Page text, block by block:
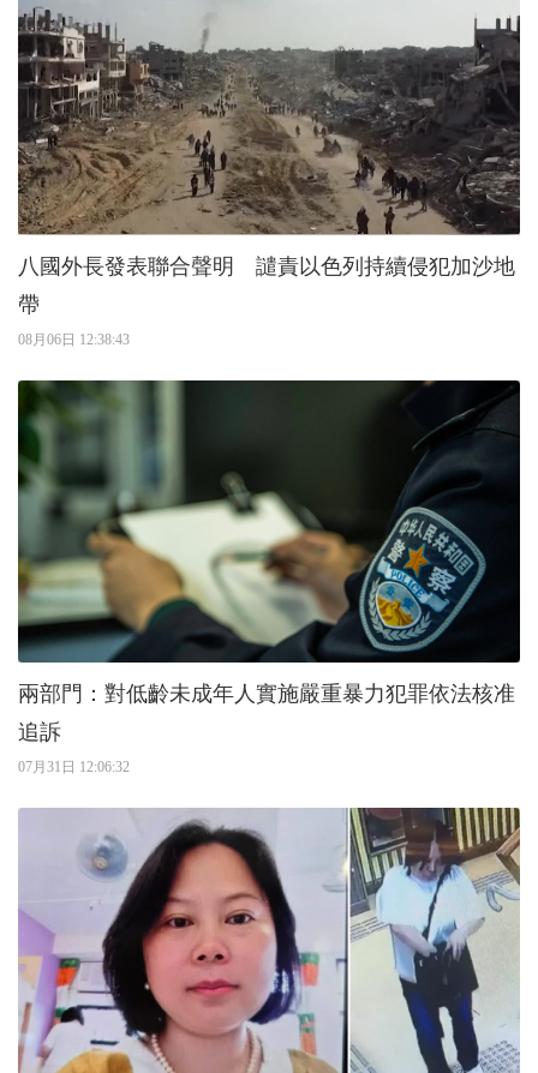
八國外長發表聯合聲明 譴責以色列持續侵犯加沙地
帶
08月06日 12:38:43
兩部門：對低齡未成年人實施嚴重暴力犯罪依法核准
追訴
07月31日 12:06:32